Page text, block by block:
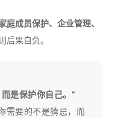
庭成员保护、企业管理、
后果自负。
是保护你自己。”
需要的不是猜忌，而